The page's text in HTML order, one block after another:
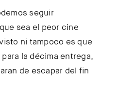
seguir
sea el peor cine
ni tampoco es que
la décima entrega,
de escapar del fin